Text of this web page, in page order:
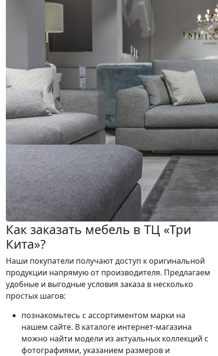
Как заказать мебель в ТЦ «Три
Кита»?
Наши покупатели получают доступ к оригинальной
продукции напрямую от производителя. Предлагаем
удобные и выгодные условия заказа в несколько
простых шагов:
познакомьтесь с ассортиментом марки на
нашем сайте. В каталоге интернет-магазина
можно найти модели из актуальных коллекций с
фотографиями, указанием размеров и